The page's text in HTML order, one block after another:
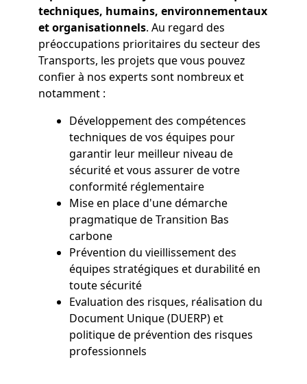
techniques, humains, environnementaux
et organisationnels. Au regard des
préoccupations prioritaires du secteur des
Transports, les projets que vous pouvez
confier à nos experts sont nombreux et
notamment :
Développement des compétences
techniques de vos équipes pour
garantir leur meilleur niveau de
sécurité et vous assurer de votre
conformité réglementaire
Mise en place d'une démarche
pragmatique de Transition Bas
carbone
Prévention du vieillissement des
équipes stratégiques et durabilité en
toute sécurité
Evaluation des risques, réalisation du
Document Unique (DUERP) et
politique de prévention des risques
professionnels